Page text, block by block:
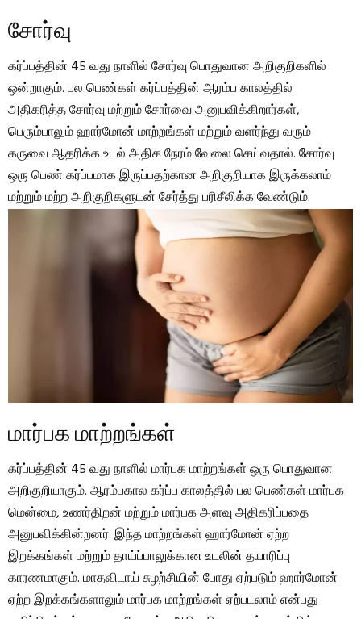
சோர்வு
கர்ப்பத்தின் 45 வது நாளில் சோர்வு பொதுவான அறிகுறிகளில்
ஒன்றாகும். பல பெண்கள் கர்ப்பத்தின் ஆரம்ப காலத்தில்
அதிகரித்த சோர்வு மற்றும் சோர்வை அனுபவிக்கிறார்கள்,
பெரும்பாலும் ஹார்மோன் மாற்றங்கள் மற்றும் வளர்ந்து வரும்
கருவை ஆதரிக்க உடல் அதிக நேரம் வேலை செய்வதால். சோர்வு
ஒரு பெண் கர்ப்பமாக இருப்பதற்கான அறிகுறியாக இருக்கலாம்
மற்றும் மற்ற அறிகுறிகளுடன் சேர்த்து பரிசீலிக்க வேண்டும்.
மார்பக மாற்றங்கள்
கர்ப்பத்தின் 45 வது நாளில் மார்பக மாற்றங்கள் ஒரு பொதுவான
அறிகுறியாகும். ஆரம்பகால கர்ப்ப காலத்தில் பல பெண்கள் மார்பக
மென்மை, உணர்திறன் மற்றும் மார்பக அளவு அதிகரிப்பதை
அனுபவிக்கின்றனர். இந்த மாற்றங்கள் ஹார்மோன் ஏற்ற
இறக்கங்கள் மற்றும் தாய்ப்பாலுக்கான உடலின் தயாரிப்பு
காரணமாகும். மாதவிடாய் சுழற்சியின் போது ஏற்படும் ஹார்மோன்
ஏற்ற இறக்கங்களாலும் மார்பக மாற்றங்கள் ஏற்படலாம் என்பது